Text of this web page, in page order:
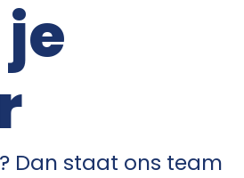
Dan staat ons team